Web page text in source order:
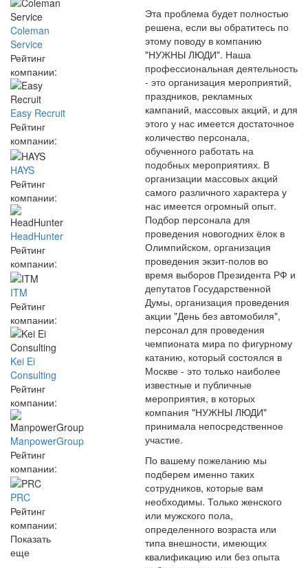
Coleman
Service
Рейтинг
компании:
Easy Recruit
Рейтинг
компании:
HAYS
Рейтинг
компании:
HeadHunter
Рейтинг
компании:
ITM
Рейтинг
компании:
Kei Ei
Consulting
Рейтинг
компании:
ManpowerGroup
Рейтинг
компании:
PRC
Рейтинг
компании:
Показать
еще
Эта проблема будет полностью
решена, если вы обратитесь по
этому поводу в компанию
"НУЖНЫ ЛЮДИ". Наша
профессиональная деятельность
- это организация мероприятий,
праздников, рекламных
кампаний, массовых акций, и для
этого у нас имеется достаточное
количество персонала,
обученного работать на
подобных мероприятиях. В
организации массовых акций
самого различного характера у
нас имеется огромный опыт.
Подбор персонала для
проведения новогодних ёлок в
Олимпийском, организация
проведения экзит-полов во
время выборов Президента РФ и
депутатов Государственной
Думы, организация проведения
акции "День без автомобиля",
персонал для проведения
чемпионата мира по фигурному
катанию, который состоялся в
Москве - это только наиболее
известные и публичные
мероприятия, в которых
компания "НУЖНЫ ЛЮДИ"
принимала непосредственное
участие.
По вашему пожеланию мы
подберем именно таких
сотрудников, которые вам
необходимы. Только женского
или мужского пола,
определенного возраста или
типа внешности, имеющих
квалификацию или без опыта